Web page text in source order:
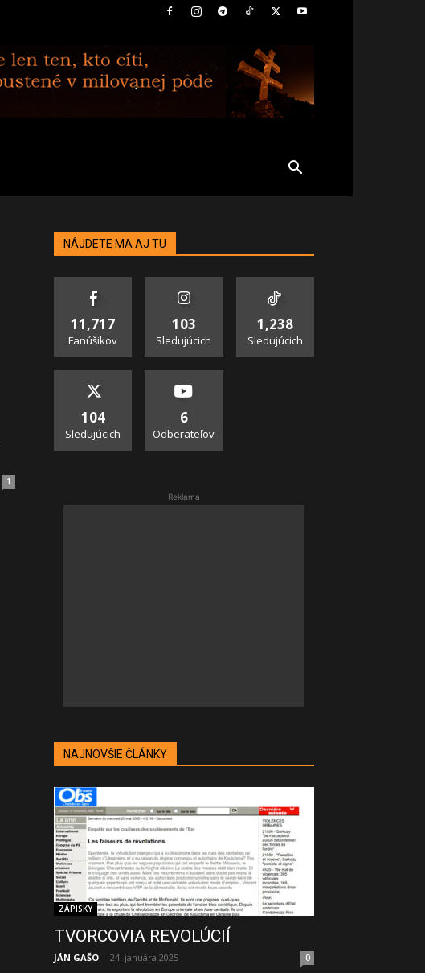
1
NÁJDETE MA AJ TU
11,717
Fanúšikov
103
Sledujúcich
1,238
Sledujúcich
104
Sledujúcich
6
Odberateľov
Reklama
NAJNOVŠIE ČLÁNKY
ZÁPISKY
TVORCOVIA REVOLÚCIÍ
JÁN GAŠO - 24. januára 2025 0